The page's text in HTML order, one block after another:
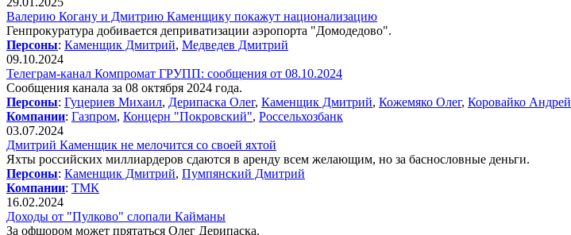
Валерию Когану и Дмитрию Каменщику покажут национализацию
Генпрокуратура добивается деприватизации аэропорта "Домодедово".
Персоны: Каменщик Дмитрий, Медведев Дмитрий
09.10.2024
Телеграм-канал Компромат ГРУПП: сообщения от 08.10.2024
Сообщения канала за 08 октября 2024 года.
Персоны: Гуцериев Михаил, Дерипаска Олег, Каменщик Дмитрий, Кожемяко Олег, Коровайко Андрей
Компании: Газпром, Концерн "Покровский", Россельхозбанк
03.07.2024
Дмитрий Каменщик не мелочится со своей яхтой
Яхты российских миллиардеров сдаются в аренду всем желающим, но за баснословные деньги.
Персоны: Каменщик Дмитрий, Пумпянский Дмитрий
Компании: ТМК
16.02.2024
Доходы от "Пулково" слопали Кайманы
За офшором может прятаться Олег Дерипаска.